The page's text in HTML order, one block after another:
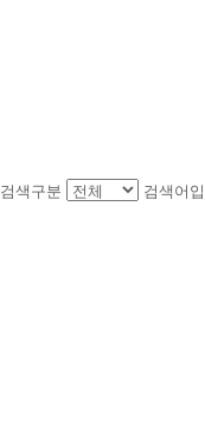
검색구분 검색어